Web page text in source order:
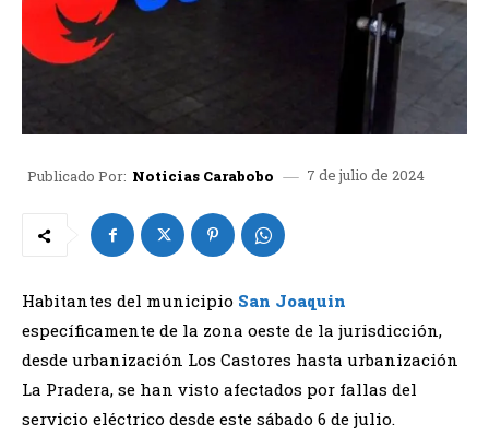
Publicado Por: Noticias Carabobo 7 de julio de 2024
Habitantes del municipio San Joaquin
específicamente de la zona oeste de la jurisdicción,
desde urbanización Los Castores hasta urbanización
La Pradera, se han visto afectados por fallas del
servicio eléctrico desde este sábado 6 de julio.